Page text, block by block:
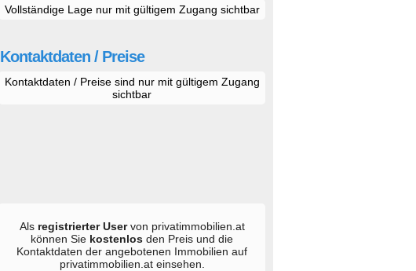
Vollständige Lage nur mit gültigem Zugang sichtbar
Kontaktdaten / Preise
Kontaktdaten / Preise sind nur mit gültigem Zugang
sichtbar
Als registrierter Uservon privatimmobilien.at
können Sie kostenlos den Preis und die
Kontaktdaten der angebotenen Immobilien auf
privatimmobilien.at einsehen.